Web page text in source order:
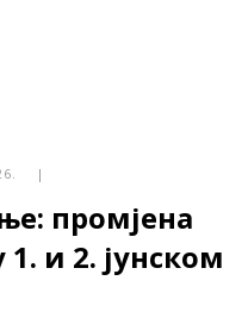
|
промјена
и 2. јунском